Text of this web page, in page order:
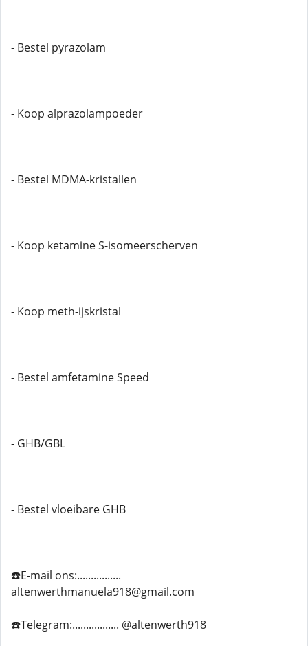
- Bestel pyrazolam
- Koop alprazolampoeder
- Bestel MDMA-kristallen
- Koop ketamine S-isomeerscherven
- Koop meth-ijskristal
- Bestel amfetamine Speed
- GHB/GBL
- Bestel vloeibare GHB
☎️E-mail ons:................
altenwerthmanuela918@gmail.com
☎️Telegram:................. @altenwerth918